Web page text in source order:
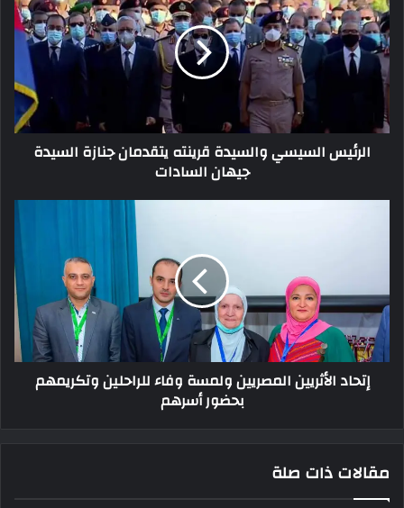
الرئيس السيسي والسيدة قرينته يتقدمان جنازة السيدة
جيهان السادات
إتحاد الأثريين المصريين ولمسة وفاء للراحلين وتكريمهم
بحضور أسرهم
مقالات ذات صلة